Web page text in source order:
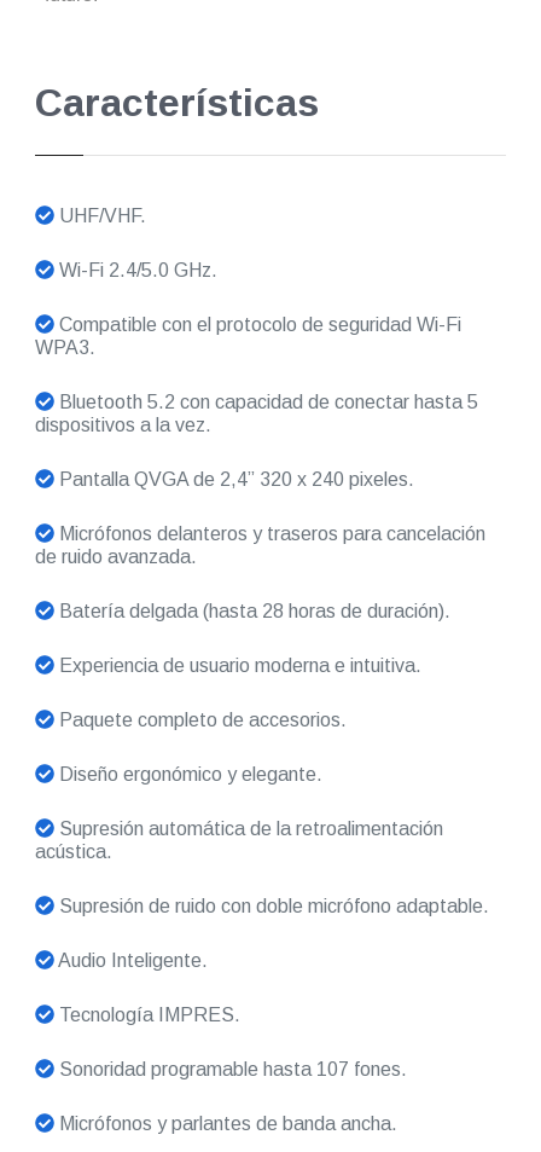
Características
UHF/VHF.
Wi-Fi 2.4/5.0 GHz.
Compatible con el protocolo de seguridad Wi-Fi
WPA3.
Bluetooth 5.2 con capacidad de conectar hasta 5
dispositivos a la vez.
Pantalla QVGA de 2,4” 320 x 240 pixeles.
Micrófonos delanteros y traseros para cancelación
de ruido avanzada.
Batería delgada (hasta 28 horas de duración).
Experiencia de usuario moderna e intuitiva.
Paquete completo de accesorios.
Diseño ergonómico y elegante.
Supresión automática de la retroalimentación
acústica.
Supresión de ruido con doble micrófono adaptable.
Audio Inteligente.
Tecnología IMPRES.
Sonoridad programable hasta 107 fones.
Micrófonos y parlantes de banda ancha.